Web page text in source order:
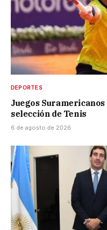
DEPORTES
Juegos Suramericanos
selección de Tenis
6 de agosto de 2026